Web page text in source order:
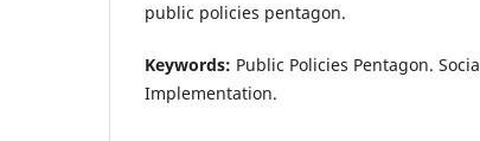
public policies pentagon.
Keywords: Public Policies Pentagon.
Implementation.